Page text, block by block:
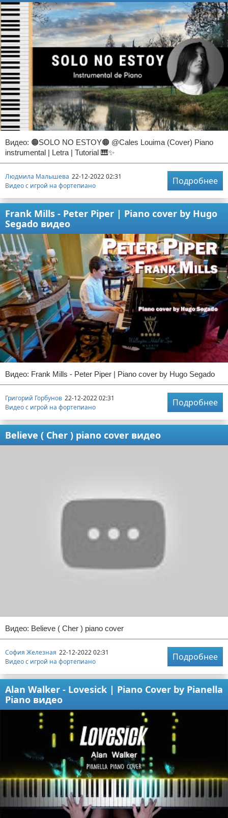
Видео: 🟠SOLO NO ESTOY🟠 @Cales Louima (Cover) Piano
instrumental | Letra | Tutorial 🎹✨
Людмила Малышева 22-12-2022 02:31
Видео с игрой на фортепиано
Подробнее
Frank Mills - Peter Piper | Piano cover by Hugo
Segado видео
Видео: Frank Mills - Peter Piper | Piano cover by Hugo Segado
Григорий Горбунов 22-12-2022 02:31
Видео с игрой на фортепиано
Подробнее
Believe ( Cher ) piano cover видео
Видео: Believe ( Cher ) piano cover
София Железная 22-12-2022 02:31
Видео с игрой на фортепиано
Подробнее
Alan Walker - Lovesick | Piano Cover by Pianella
Piano видео